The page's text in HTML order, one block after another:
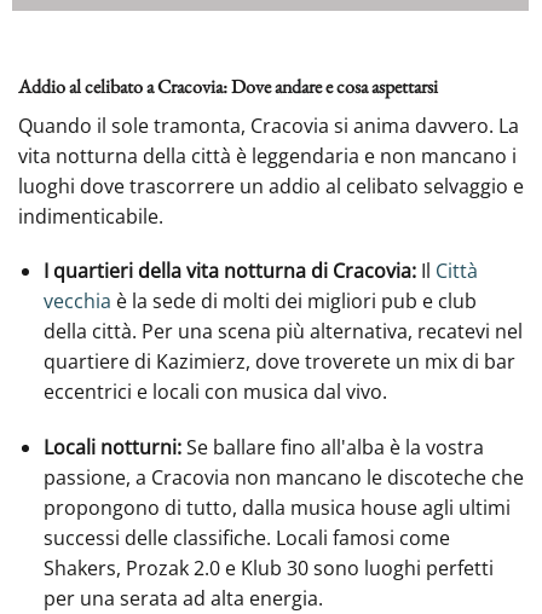
Addio al celibato a Cracovia: Dove andare e cosa aspettarsi
Quando il sole tramonta, Cracovia si anima davvero. La
vita notturna della città è leggendaria e non mancano i
luoghi dove trascorrere un addio al celibato selvaggio e
indimenticabile.
I quartieri della vita notturna di Cracovia:Il Città
vecchia è la sede di molti dei migliori pub e club
della città. Per una scena più alternativa, recatevi nel
quartiere di Kazimierz, dove troverete un mix di bar
eccentrici e locali con musica dal vivo.
Locali notturni:Se ballare fino all'alba è la vostra
passione, a Cracovia non mancano le discoteche che
propongono di tutto, dalla musica house agli ultimi
successi delle classifiche. Locali famosi come
Shakers, Prozak 2.0 e Klub 30 sono luoghi perfetti
per una serata ad alta energia.